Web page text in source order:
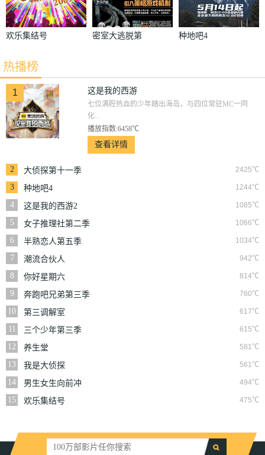
欢乐集结号
密室大逃脱第
种地吧4
热播榜
1 这是我的西游
七位满腔热血的少年踏出海岛，与四位常驻MC一同
化...
播放指数:6458℃
查看详情
2 2425℃
大侦探第十一季
3
1244℃
种地吧4
4
1085℃
这是我的西游2
5
1066℃
女子推理社第二季
6
1034℃
半熟恋人第五季
7
942℃
潮流合伙人
8
814℃
你好星期六
9
760℃
奔跑吧兄弟第三季
10
617℃
第三调解室
11
615℃
三个少年第三季
12
581℃
养生堂
13
561℃
我是大侦探
14
494℃
男生女生向前冲
15
475℃
欢乐集结号